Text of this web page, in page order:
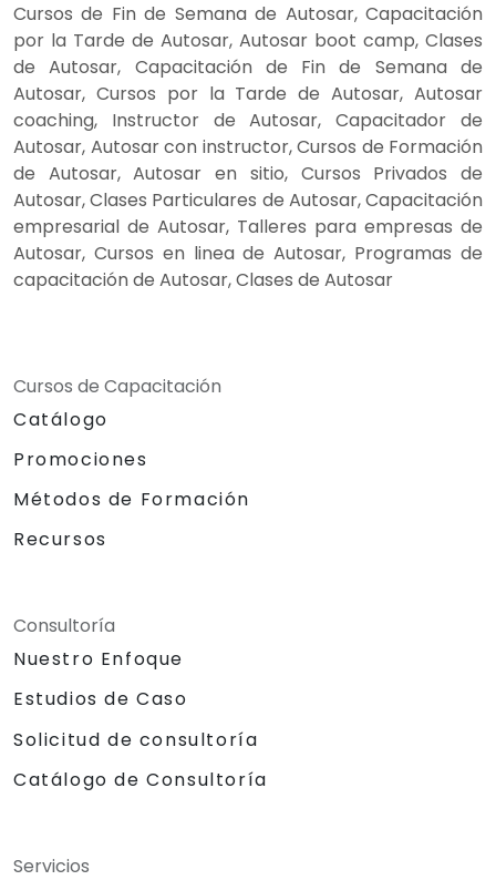
Cursos de Fin de Semana de Autosar, Capacitación
por la Tarde de Autosar, Autosar boot camp, Clases
de Autosar, Capacitación de Fin de Semana de
Autosar, Cursos por la Tarde de Autosar, Autosar
coaching, Instructor de Autosar, Capacitador de
Autosar, Autosar con instructor, Cursos de Formación
de Autosar, Autosar en sitio, Cursos Privados de
Autosar, Clases Particulares de Autosar, Capacitación
empresarial de Autosar, Talleres para empresas de
Autosar, Cursos en linea de Autosar, Programas de
capacitación de Autosar, Clases de Autosar
Cursos de Capacitación
Catálogo
Promociones
Métodos de Formación
Recursos
Consultoría
Nuestro Enfoque
Estudios de Caso
Solicitud de consultoría
Catálogo de Consultoría
Servicios